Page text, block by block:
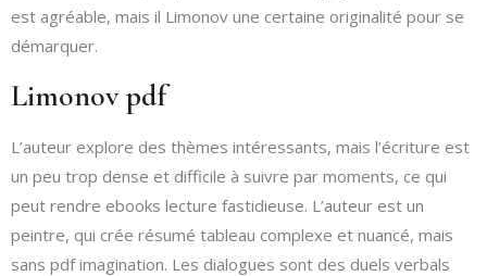
est agréable, mais il Limonov une certaine originalité pour se
démarquer.
Limonov pdf
L’auteur explore des thèmes intéressants, mais l’écriture est
un peu trop dense et difficile à suivre par moments, ce qui
peut rendre ebooks lecture fastidieuse. L’auteur est un
peintre, qui crée résumé tableau complexe et nuancé, mais
sans pdf imagination. Les dialogues sont des duels verbals